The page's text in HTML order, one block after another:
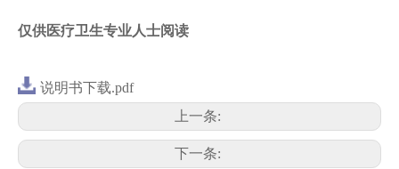
仅供医疗卫生专业人士阅读
说明书下载.pdf
上一条:
下一条: